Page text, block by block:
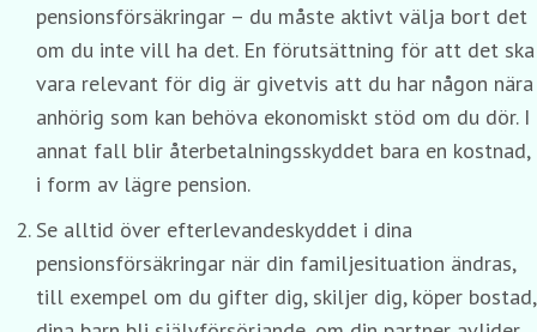
pensionsförsäkringar – du måste aktivt välja bort det
om du inte vill ha det. En förutsättning för att det ska
vara relevant för dig är givetvis att du har någon nära
anhörig som kan behöva ekonomiskt stöd om du dör. I
annat fall blir återbetalningsskyddet bara en kostnad,
i form av lägre pension.
Se alltid över efterlevandeskyddet i dina
pensionsförsäkringar när din familjesituation ändras,
till exempel om du gifter dig, skiljer dig, köper bostad,